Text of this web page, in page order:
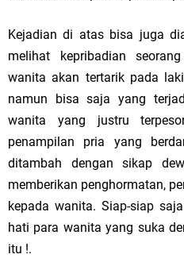
Kejadian di atas bisa juga
melihat kepribadian
wanita akan tertarik pada
namun bisa saja yang
wanita yang justru
penampilan pria yang
ditambah dengan sikap
memberikan penghormatan,
kepada wanita. Siap-siap
hati para wanita yang suka
itu !.